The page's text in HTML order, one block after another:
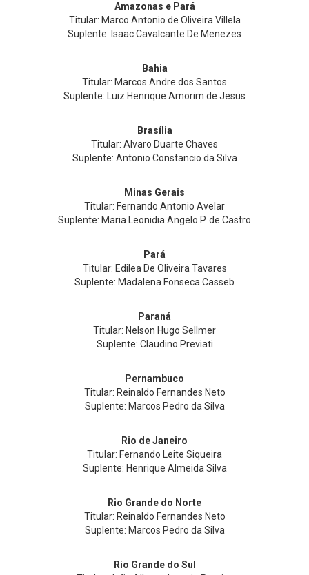
Amazonas e Pará
Titular: Marco Antonio de Oliveira Villela
Suplente: Isaac Cavalcante De Menezes
Bahia
Titular: Marcos Andre dos Santos
Suplente: Luiz Henrique Amorim de Jesus
Brasília
Titular: Alvaro Duarte Chaves
Suplente: Antonio Constancio da Silva
Minas Gerais
Titular: Fernando Antonio Avelar
Suplente: Maria Leonidia Angelo P. de Castro
Pará
Titular: Edilea De Oliveira Tavares
Suplente: Madalena Fonseca Casseb
Paraná
Titular: Nelson Hugo Sellmer
Suplente: Claudino Previati
Pernambuco
Titular: Reinaldo Fernandes Neto
Suplente: Marcos Pedro da Silva
Rio de Janeiro
Titular: Fernando Leite Siqueira
Suplente: Henrique Almeida Silva
Rio Grande do Norte
Titular: Reinaldo Fernandes Neto
Suplente: Marcos Pedro da Silva
Rio Grande do Sul